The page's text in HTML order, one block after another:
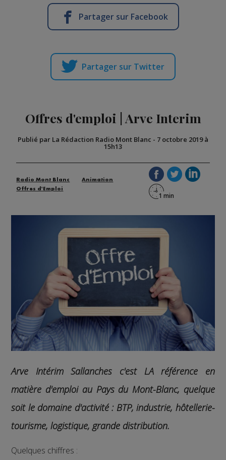
Partager sur Facebook
Partager sur Twitter
Offres d'emploi | Arve Interim
Publié par La Rédaction Radio Mont Blanc - 7 octobre 2019 à
15h13
Radio Mont Blanc
Animation
Offres d'Emploi
Arve Intérim Sallanches c'est LA référence en
matière d'emploi au Pays du Mont-Blanc, quelque
soit le domaine d'activité : BTP, industrie, hôtellerie-
tourisme, logistique, grande distribution.
Quelques chiffres :